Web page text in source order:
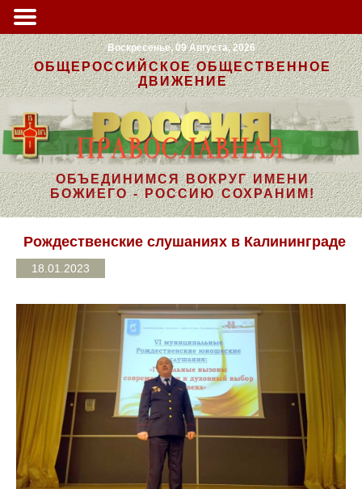
Воскресенье, 09 Августа, 2026
ОБЩЕРОССИЙСКОЕ ОБЩЕСТВЕННОЕ
ДВИЖЕНИЕ
ОБЪЕДИНИМСЯ ВОКРУГ ИМЕНИ
БОЖИЕГО - РОССИЮ СОХРАНИМ!
Рождественские слушаниях в Калининграде
18.01.2023